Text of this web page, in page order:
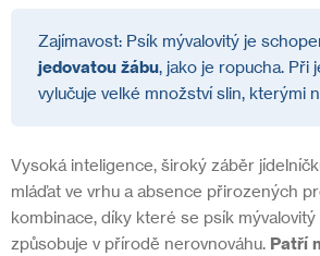
Zajímavost: Psík mývalovitý je
jedovatou žábu, jako je ropucha. Při
vylučuje velké množství slin, kterými
Vysoká inteligence, široký záběr
mláďat ve vrhu a absence přirozených
kombinace, díky které se psík
způsobuje v přírodě nerovnováhu. Patří